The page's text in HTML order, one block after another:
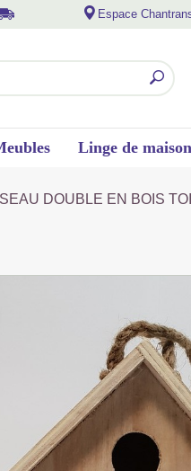
Espace
Linge de maison
DOUBLE EN BOIS